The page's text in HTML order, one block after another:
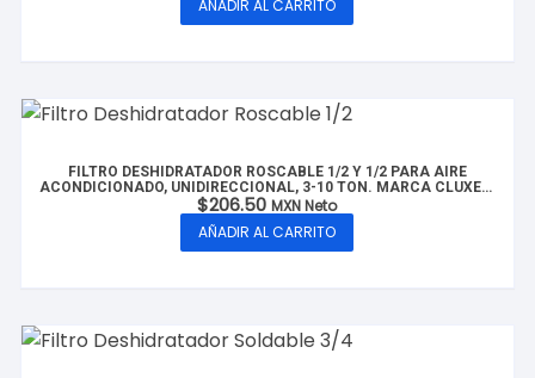
AÑADIR AL CARRITO
FILTRO DESHIDRATADOR ROSCABLE 1/2 Y 1/2 PARA AIRE
ACONDICIONADO, UNIDIRECCIONAL, 3-10 TON. MARCA CLUXER,
MODELO: CX-FDR1/2-10T
$206.50 MXN Neto
AÑADIR AL CARRITO